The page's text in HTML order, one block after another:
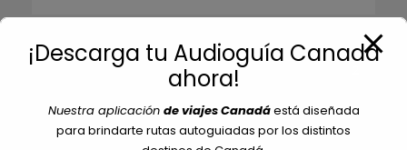
¡Descarga tu Audioguía Canadá
ahora!
Nuestra aplicación de viajes Canadáestá diseñada
para brindarte rutas autoguiadas por los distintos